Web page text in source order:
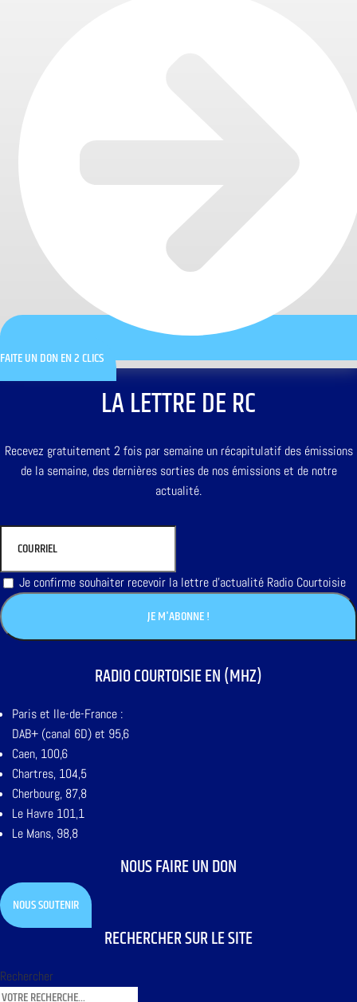
FAITE UN DON EN 2 CLICS
LA LETTRE DE RC
Recevez gratuitement 2 fois par semaine un récapitulatif des émissions
de la semaine, des dernières sorties de nos émissions et de notre
actualité.
Je confirme souhaiter recevoir la lettre d'actualité Radio Courtoisie
RADIO COURTOISIE EN (MHZ)
Paris et Ile-de-France :
DAB+ (canal 6D) et 95,6
Caen, 100,6
Chartres, 104,5
Cherbourg, 87,8
Le Havre 101,1
Le Mans, 98,8
NOUS FAIRE UN DON
NOUS SOUTENIR
RECHERCHER SUR LE SITE
Rechercher